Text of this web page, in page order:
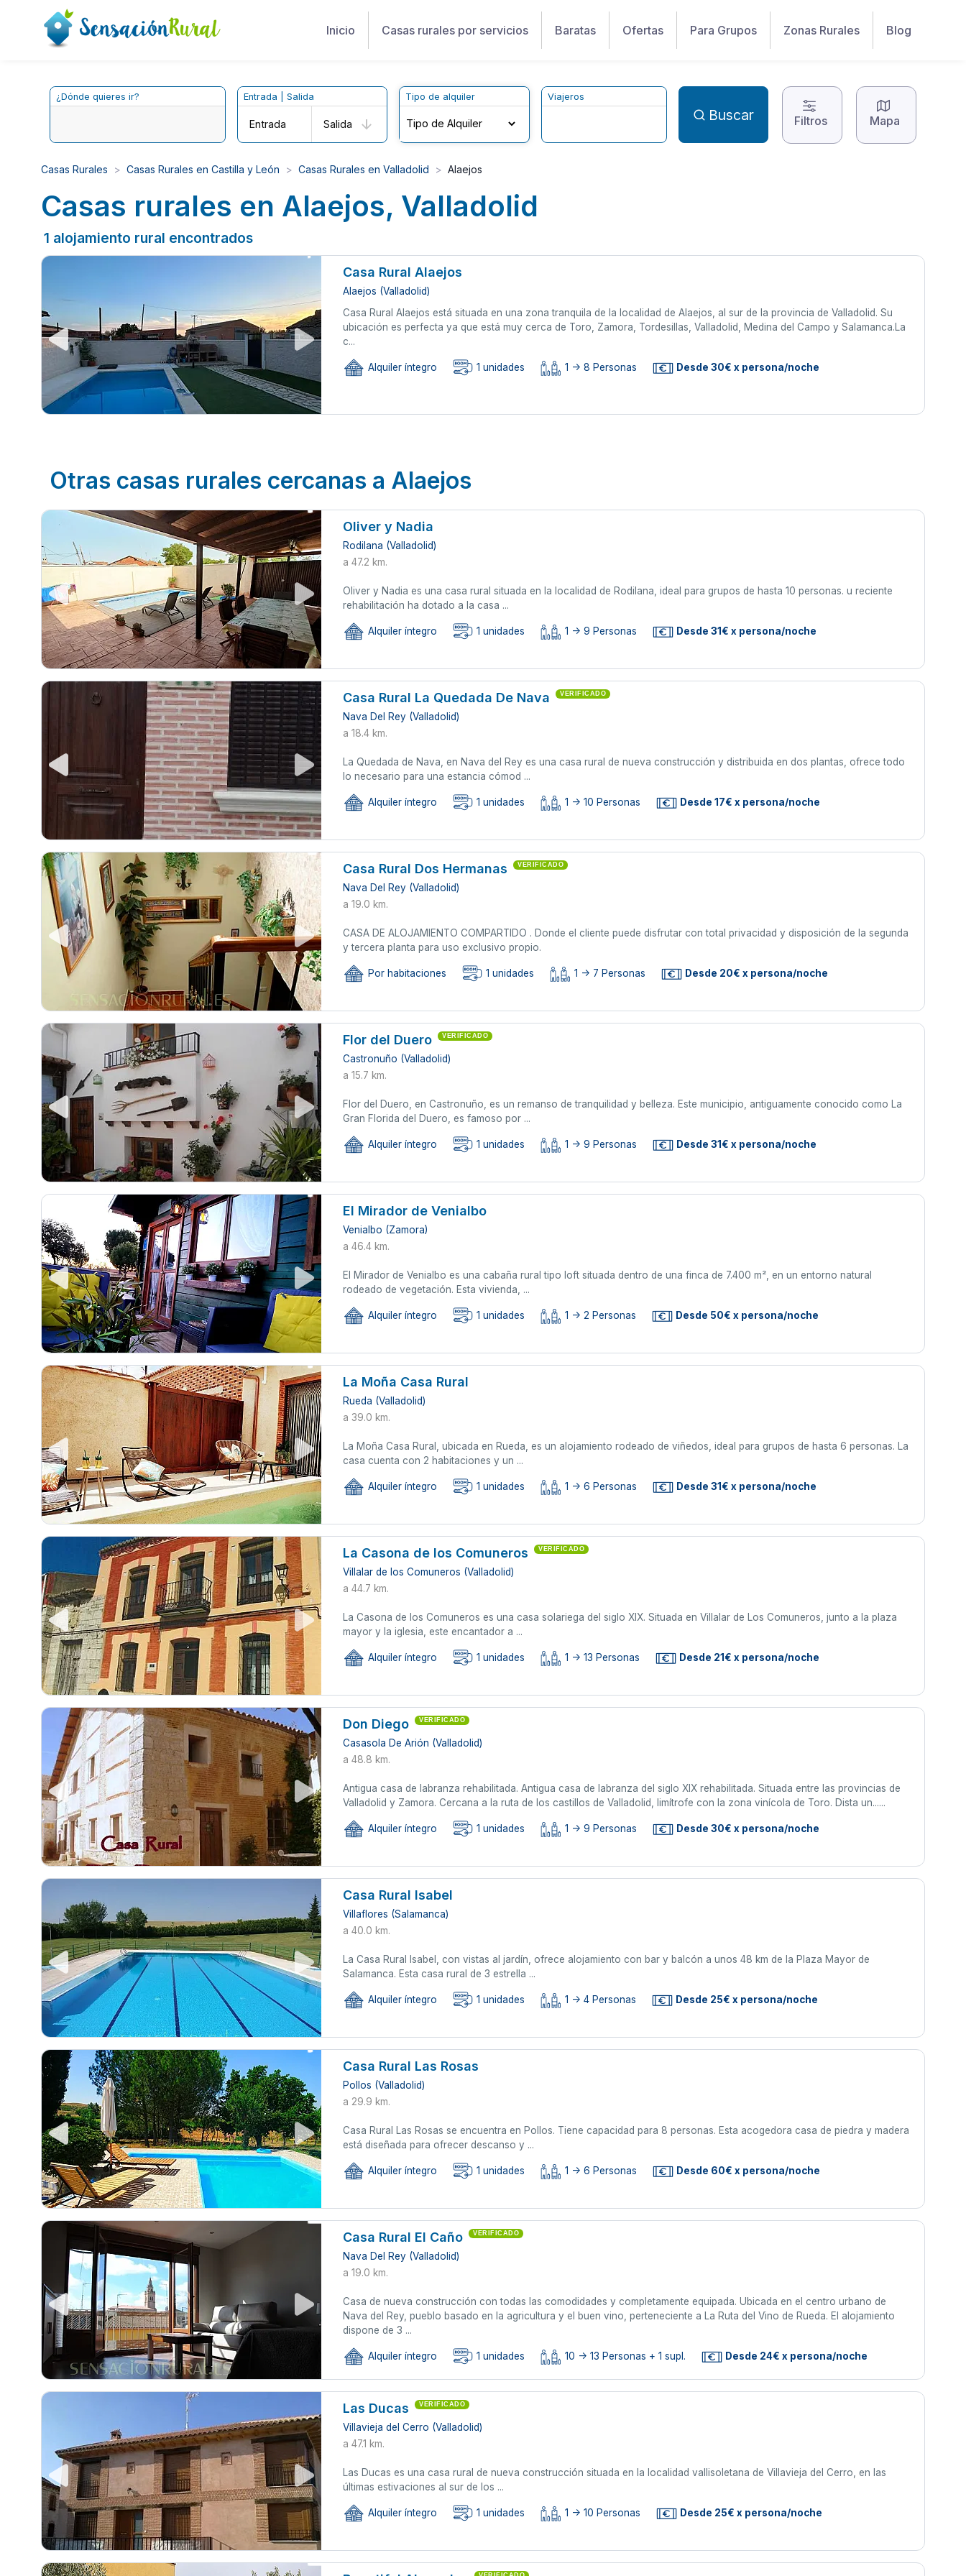
Inicio Casas rurales por servicios Baratas Ofertas Para Grupos Zonas Rurales Blog
¿Dónde quieres ir? Entrada | Salida
Entrada Salida
Tipo de alquiler Viajeros
Buscar Filtros Mapa
Casas Rurales Casas Rurales en Castilla y León Casas Rurales en Valladolid Alaejos
Casas rurales en Alaejos, Valladolid
1 alojamiento rural encontrados
Casa Rural Alaejos
Alaejos (Valladolid)
Casa Rural Alaejos está situada en una zona tranquila de la localidad de Alaejos, al sur de la provincia de Valladolid. Su
ubicación es perfecta ya que está muy cerca de Toro, Zamora, Tordesillas, Valladolid, Medina del Campo y Salamanca.La
c...
Alquiler íntegro 1 unidades 1 -> 8 Personas Desde 30€ x persona/noche
Otras casas rurales cercanas a Alaejos
Oliver y Nadia
Rodilana (Valladolid)
a 47.2 km.
Oliver y Nadia es una casa rural situada en la localidad de Rodilana, ideal para grupos de hasta 10 personas. u reciente
rehabilitación ha dotado a la casa ...
Alquiler íntegro 1 unidades 1 -> 9 Personas Desde 31€ x persona/noche
Casa Rural La Quedada De Nava VERIFICADO
Nava Del Rey (Valladolid)
a 18.4 km.
La Quedada de Nava, en Nava del Rey es una casa rural de nueva construcción y distribuida en dos plantas, ofrece todo
lo necesario para una estancia cómod ...
Alquiler íntegro 1 unidades 1 -> 10 Personas Desde 17€ x persona/noche
Casa Rural Dos Hermanas VERIFICADO
Nava Del Rey (Valladolid)
a 19.0 km.
CASA DE ALOJAMIENTO COMPARTIDO . Donde el cliente puede disfrutar con total privacidad y disposición de la segunda
y tercera planta para uso exclusivo propio.
Por habitaciones 1 unidades 1 -> 7 Personas Desde 20€ x persona/noche
Flor del Duero VERIFICADO
Castronuño (Valladolid)
a 15.7 km.
Flor del Duero, en Castronuño, es un remanso de tranquilidad y belleza. Este municipio, antiguamente conocido como La
Gran Florida del Duero, es famoso por ...
Alquiler íntegro 1 unidades 1 -> 9 Personas Desde 31€ x persona/noche
El Mirador de Venialbo
Venialbo (Zamora)
a 46.4 km.
El Mirador de Venialbo es una cabaña rural tipo loft situada dentro de una finca de 7.400 m², en un entorno natural
rodeado de vegetación. Esta vivienda, ...
Alquiler íntegro 1 unidades 1 -> 2 Personas Desde 50€ x persona/noche
La Moña Casa Rural
Rueda (Valladolid)
a 39.0 km.
La Moña Casa Rural, ubicada en Rueda, es un alojamiento rodeado de viñedos, ideal para grupos de hasta 6 personas. La
casa cuenta con 2 habitaciones y un ...
Alquiler íntegro 1 unidades 1 -> 6 Personas Desde 31€ x persona/noche
La Casona de los Comuneros VERIFICADO
Villalar de los Comuneros (Valladolid)
a 44.7 km.
La Casona de los Comuneros es una casa solariega del siglo XIX. Situada en Villalar de Los Comuneros, junto a la plaza
mayor y la iglesia, este encantador a ...
Alquiler íntegro 1 unidades 1 -> 13 Personas Desde 21€ x persona/noche
Don Diego VERIFICADO
Casasola De Arión (Valladolid)
a 48.8 km.
Antigua casa de labranza rehabilitada. Antigua casa de labranza del siglo XIX rehabilitada. Situada entre las provincias de
Valladolid y Zamora. Cercana a la ruta de los castillos de Valladolid, limítrofe con la zona vinícola de Toro. Dista un......
Alquiler íntegro 1 unidades 1 -> 9 Personas Desde 30€ x persona/noche
Casa Rural Isabel
Villaflores (Salamanca)
a 40.0 km.
La Casa Rural Isabel, con vistas al jardín, ofrece alojamiento con bar y balcón a unos 48 km de la Plaza Mayor de
Salamanca. Esta casa rural de 3 estrella ...
Alquiler íntegro 1 unidades 1 -> 4 Personas Desde 25€ x persona/noche
Casa Rural Las Rosas
Pollos (Valladolid)
a 29.9 km.
Casa Rural Las Rosas se encuentra en Pollos. Tiene capacidad para 8 personas. Esta acogedora casa de piedra y madera
está diseñada para ofrecer descanso y ...
Alquiler íntegro 1 unidades 1 -> 6 Personas Desde 60€ x persona/noche
Casa Rural El Caño VERIFICADO
Nava Del Rey (Valladolid)
a 19.0 km.
Casa de nueva construcción con todas las comodidades y completamente equipada. Ubicada en el centro urbano de
Nava del Rey, pueblo basado en la agricultura y el buen vino, perteneciente a La Ruta del Vino de Rueda. El alojamiento
dispone de 3 ...
Alquiler íntegro 1 unidades 10 -> 13 Personas + 1 supl. Desde 24€ x persona/noche
Las Ducas VERIFICADO
Villavieja del Cerro (Valladolid)
a 47.1 km.
Las Ducas es una casa rural de nueva construcción situada en la localidad vallisoletana de Villavieja del Cerro, en las
últimas estivaciones al sur de los ...
Alquiler íntegro 1 unidades 1 -> 10 Personas Desde 25€ x persona/noche